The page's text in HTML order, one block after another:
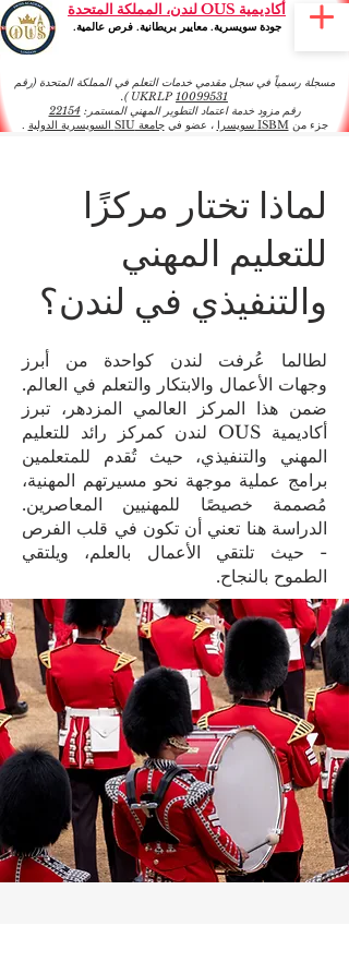
أكاديمية OUS لندن، المملكة المتحدة
جودة سويسرية. معايير بريطانية. فرص عالمية.
مسجلة رسمياً في سجل مقدمي خدمات التعلم في المملكة المتحدة (رقم
UKRLP 10099531
).
رقم مزود خدمة اعتماد التطوير المهني المستمر:22154
جزء منISBM سويسرا ، عضو فيجامعة SIU السويسرية الدولية .
لماذا تختار مركزًا
للتعليم المهني
والتنفيذي في لندن؟
لطالما عُرفت لندن كواحدة من أبرز
وجهات الأعمال والابتكار والتعلم في العالم.
ضمن هذا المركز العالمي المزدهر، تبرز
أكاديمية OUS لندن كمركز رائد للتعليم
المهني والتنفيذي، حيث تُقدم للمتعلمين
برامج عملية موجهة نحو مسيرتهم المهنية،
مُصممة خصيصًا للمهنيين المعاصرين.
الدراسة هنا تعني أن تكون في قلب الفرص
- حيث تلتقي الأعمال بالعلم، ويلتقي
الطموح بالنجاح.